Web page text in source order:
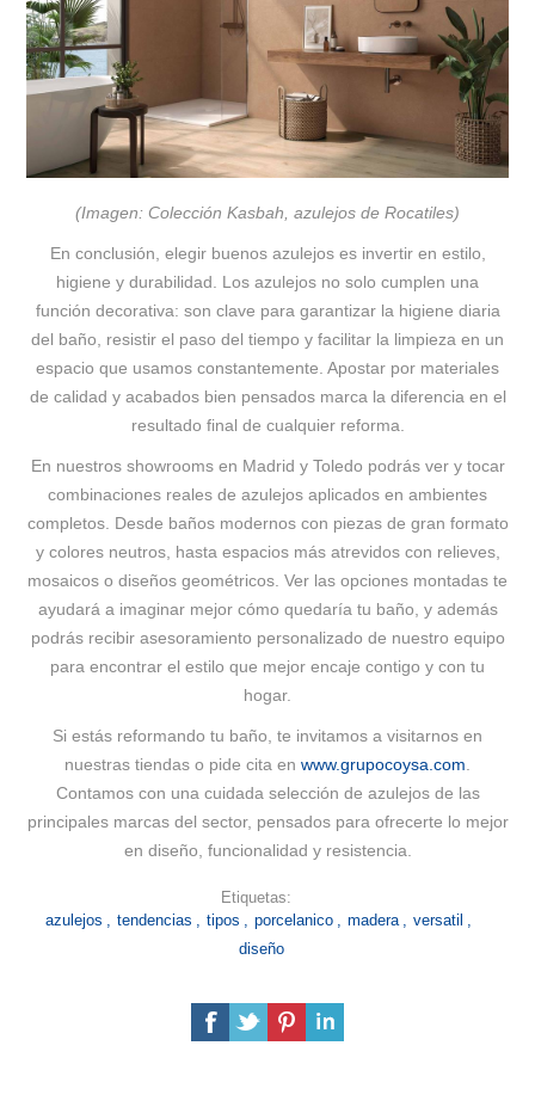
(Imagen: Colección Kasbah, azulejos de Rocatiles)
En conclusión, elegir buenos azulejos es invertir en estilo,
higiene y durabilidad. Los azulejos no solo cumplen una
función decorativa: son clave para garantizar la higiene diaria
del baño, resistir el paso del tiempo y facilitar la limpieza en un
espacio que usamos constantemente. Apostar por materiales
de calidad y acabados bien pensados marca la diferencia en el
resultado final de cualquier reforma.
En nuestros showrooms en Madrid y Toledo podrás ver y tocar
combinaciones reales de azulejos aplicados en ambientes
completos. Desde baños modernos con piezas de gran formato
y colores neutros, hasta espacios más atrevidos con relieves,
mosaicos o diseños geométricos. Ver las opciones montadas te
ayudará a imaginar mejor cómo quedaría tu baño, y además
podrás recibir asesoramiento personalizado de nuestro equipo
para encontrar el estilo que mejor encaje contigo y con tu
hogar.
Si estás reformando tu baño, te invitamos a visitarnos en
nuestras tiendas o pide cita en www.grupocoysa.com
Contamos con una cuidada selección de azulejos de las
principales marcas del sector, pensados para ofrecerte lo mejor
en diseño, funcionalidad y resistencia.
Etiquetas:
azulejos
tendencias tipos porcelanico madera versatil
diseño